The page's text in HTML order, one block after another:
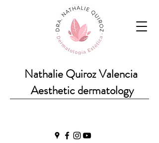
Nathalie Quiroz Valencia
Aesthetic dermatology